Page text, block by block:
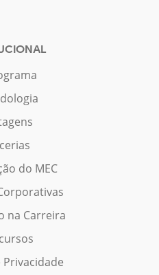
do MEC
na Carreira